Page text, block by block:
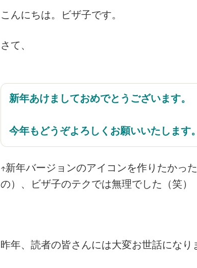
こんにちは。ビザ子です。
さて、
新年あけましておめでとうございます。
今年もどうぞよろしくお願いいたします。
↑新年バージョンのアイコンを作りたかっ
の）、ビザ子のテクでは無理でした（笑）
昨年、読者の皆さんには大変お世話になり